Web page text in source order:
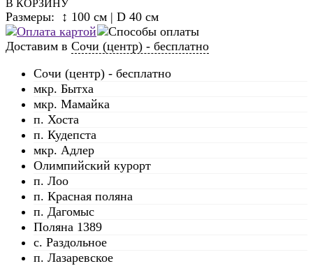
В КОРЗИНУ
Размеры: ↕ 100 см | D 40 см
Доставим в Сочи (центр) - бесплатно
Сочи (центр) - бесплатно
мкр. Бытха
мкр. Мамайка
п. Хоста
п. Кудепста
мкр. Адлер
Олимпийский курорт
п. Лоо
п. Красная поляна
п. Дагомыс
Поляна 1389
с. Раздольное
п. Лазаревское